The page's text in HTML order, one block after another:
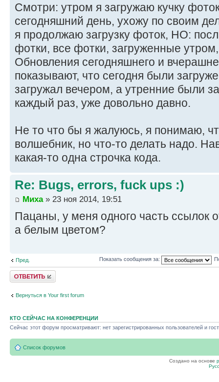
Смотри: утром я загружаю кучку
сегодняшний день, ухожу по своим
я продолжаю загрузку фоток, НО:
фотки, все фотки, загруженные
Обновления сегодняшнего и
показывают, что сегодня были
загружал вечером, а утренние были
каждый раз, уже довольно давно.
Не то что бы я жалуюсь, я понимаю,
волшебник, но что-то делать надо.
какая-то одна строчка кода.
Re: Bugs, errors, fuck ups :)
Миха» 23 ноя 2014, 19:51
Пацаны, у меня одного часть ссылок
а белым цветом?
Пред. Показать сообщения за:
Ответить
Вернуться в Your first forum
КТО СЕЙЧАС НА КОНФЕРЕНЦИИ
Сейчас этот форум просматривают: нет зарегистрированных пользователей и
Список форумов
Создано на основе